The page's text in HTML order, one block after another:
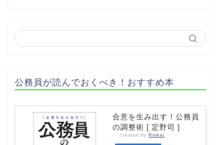
公務員が読んでおくべき！おすすめ本
合意を生み出す！公務員
の調整術 [ 定野司 ]
created by Rinker